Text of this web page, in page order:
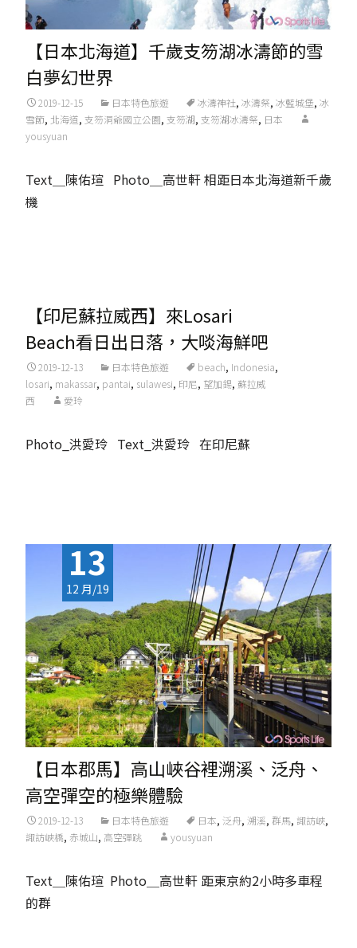
【日本北海道】千歲支笏湖冰濤節的雪
白夢幻世界
2019-12-15 日本特色旅遊 冰濤神社, 冰濤祭, 冰藍城堡, 冰
雪節, 北海道, 支笏洞爺國立公園, 支笏湖, 支笏湖冰濤祭, 日本
yousyuan
Text＿陳佑瑄 Photo＿高世軒 相距日本北海道新千歲
機
【印尼蘇拉威西】來Losari
Beach看日出日落，大啖海鮮吧
2019-12-13 日本特色旅遊 beach, Indonesia,
losari, makassar, pantai, sulawesi, 印尼, 望加錫, 蘇拉威
西
愛玲
Photo_洪愛玲 Text_洪愛玲 在印尼蘇
13
12 月/19
【日本郡馬】高山峽谷裡溯溪、泛舟、
高空彈空的極樂體驗
2019-12-13 日本特色旅遊 日本, 泛舟, 溯溪, 群馬, 諏訪峽,
諏訪峽橋, 赤城山, 高空彈跳 yousyuan
Text＿陳佑瑄 Photo＿高世軒 距東京約2小時多車程
的群